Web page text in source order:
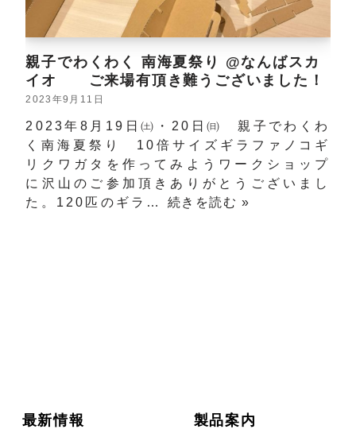
親子でわくわく 南海夏祭り @なんばスカ
イオ ご来場有頂き難うございました！
2023年9月11日
2023年8月19日㈯・20日㈰ 親子でわくわ
く南海夏祭り 10倍サイズギラファノコギ
リクワガタを作ってみようワークショップ
に沢山のご参加頂きありがとうございまし
た。120匹のギラ… 続きを読む »
最新情報 製品案内